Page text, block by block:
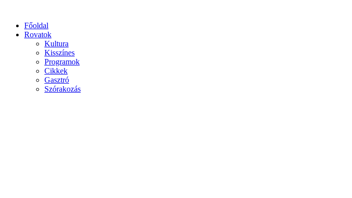
Főoldal
Rovatok
Kultura
Kisszínes
Programok
Cikkek
Gasztró
Szórakozás